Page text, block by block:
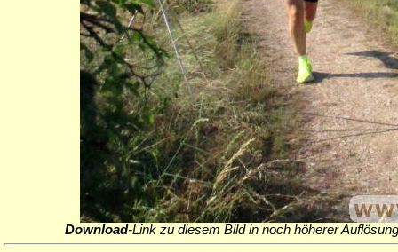
Download-Link zu diesem Bild in noch höherer